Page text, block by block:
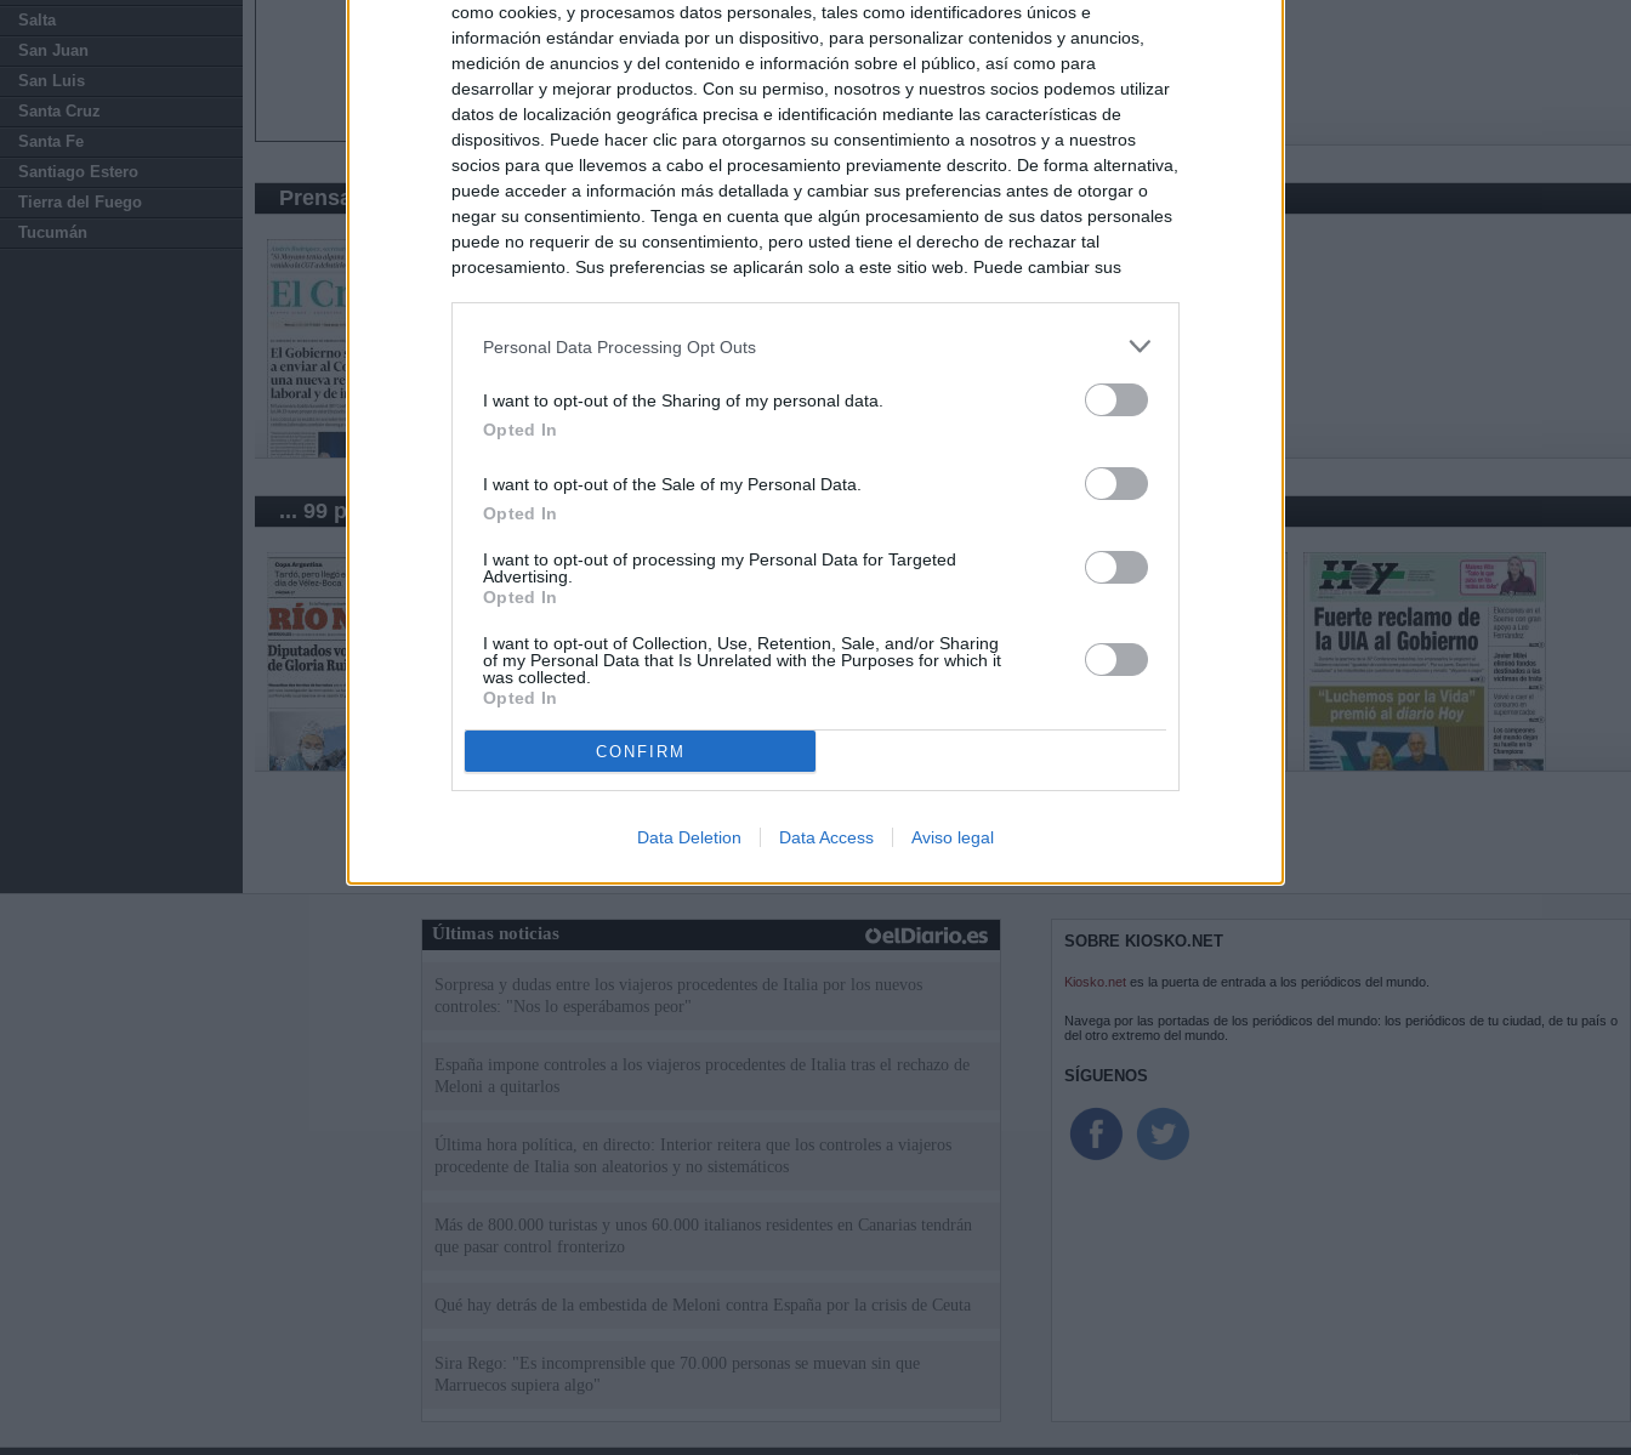
como cookies, y procesamos datos personales, tales como identificadores únicos e
información estándar enviada por un dispositivo, para personalizar contenidos y anuncios,
medición de anuncios y del contenido e información sobre el público, así como para
desarrollar y mejorar productos. Con su permiso, nosotros y nuestros socios podemos utilizar
datos de localización geográfica precisa e identificación mediante las características de
dispositivos. Puede hacer clic para otorgarnos su consentimiento a nosotros y a nuestros
socios para que llevemos a cabo el procesamiento previamente descrito. De forma alternativa,
puede acceder a información más detallada y cambiar sus preferencias antes de otorgar o
negar su consentimiento. Tenga en cuenta que algún procesamiento de sus datos personales
puede no requerir de su consentimiento, pero usted tiene el derecho de rechazar tal
procesamiento. Sus preferencias se aplicarán solo a este sitio web. Puede cambiar sus
Personal Data Processing Opt Outs
I want to opt-out of the Sharing of my personal data.
Opted In
I want to opt-out of the Sale of my Personal Data.
Opted In
I want to opt-out of processing my Personal Data for Targeted
Advertising.
Opted In
I want to opt-out of Collection, Use, Retention, Sale, and/or Sharing
of my Personal Data that Is Unrelated with the Purposes for which it
was collected.
Opted In
CONFIRM
Data Deletion Data Access Aviso legal
Salta
San Juan
San Luis
Santa Cruz
Santa Fe
Santiago Estero
Tierra del Fuego
Tucumán
Prensa Económica
... 99 periódicos de Argentina
Últimas noticias
Sorpresa y dudas entre los viajeros procedentes de Italia por los nuevos
controles: "Nos lo esperábamos peor"
España impone controles a los viajeros procedentes de Italia tras el rechazo de
Meloni a quitarlos
Última hora política, en directo: Interior reitera que los controles a viajeros
procedente de Italia son aleatorios y no sistemáticos
Más de 800.000 turistas y unos 60.000 italianos residentes en Canarias tendrán
que pasar control fronterizo
Qué hay detrás de la embestida de Meloni contra España por la crisis de Ceuta
Sira Rego: "Es incomprensible que 70.000 personas se muevan sin que
Marruecos supiera algo"
SOBRE KIOSKO.NET
Kiosko.net es la puerta de entrada a los periódicos del mundo.
Navega por las portadas de los periódicos del mundo: los periódicos de tu ciudad, de tu país o
del otro extremo del mundo.
SÍGUENOS